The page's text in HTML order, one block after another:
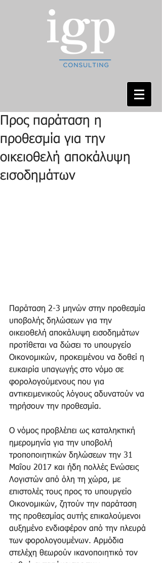
Προς παράταση η
προθεσμία για την
οικειοθελή αποκάλυψη
εισοδημάτων
Παράταση 2-3 μηνών στην προθεσμία
υποβολής δηλώσεων για την
οικειοθελή αποκάλυψη εισοδημάτων
προτίθεται να δώσει το υπουργείο
Οικονομικών, προκειμένου να δοθεί η
ευκαιρία υπαγωγής στο νόμο σε
φορολογούμενους που για
αντικειμενικούς λόγους αδυνατούν να
τηρήσουν την προθεσμία.
Ο νόμος προβλέπει ως καταληκτική
ημερομηνία για την υποβολή
τροποποιητικών δηλώσεων την 31
Μαΐου 2017 και ήδη πολλές Ενώσεις
Λογιστών από όλη τη χώρα, με
επιστολές τους προς το υπουργείο
Οικονομικών, ζητούν την παράταση
της προθεσμίας αυτής επικαλούμενοι
αυξημένο ενδιαφέρον από την πλευρά
των φορολογουμένων. Αρμόδια
στελέχη θεωρούν ικανοποιητικό τον